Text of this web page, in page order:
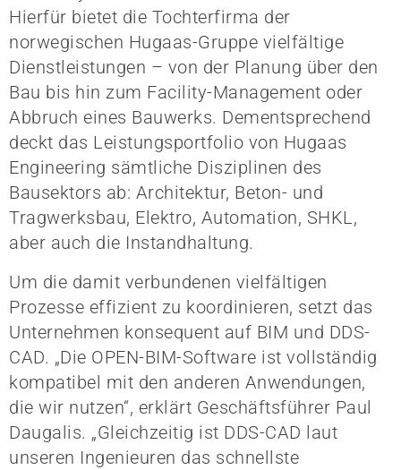
Hierfür bietet die Tochterfirma der
norwegischen Hugaas-Gruppe vielfältige
Dienstleistungen – von der Planung über den
Bau bis hin zum Facility-Management oder
Abbruch eines Bauwerks. Dementsprechend
deckt das Leistungsportfolio von Hugaas
Engineering sämtliche Disziplinen des
Bausektors ab: Architektur, Beton- und
Tragwerksbau, Elektro, Automation, SHKL,
aber auch die Instandhaltung.
Um die damit verbundenen vielfältigen
Prozesse effizient zu koordinieren, setzt das
Unternehmen konsequent auf BIM und DDS-
CAD. „Die OPEN-BIM-Software ist vollständig
kompatibel mit den anderen Anwendungen,
die wir nutzen“, erklärt Geschäftsführer Paul
Daugalis. „Gleichzeitig ist DDS-CAD laut
unseren Ingenieuren das schnellste